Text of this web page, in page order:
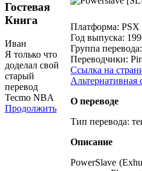
Гостевая
Книга
Иван
Я только что
доделал свой
старый
перевод
Tecmo NBA
Продолжить
Платформа: PSX
Год выпуска:
Группа перевода:
Переводчики:
Ссылка на
Альтернативная
О переводе
Тип перевода:
Описание
PowerSlave